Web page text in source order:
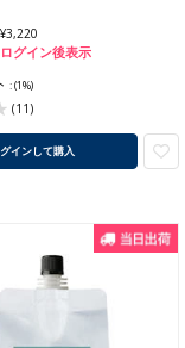
¥3,220
ログイン後表示
:(1%)
(11)
インして購入